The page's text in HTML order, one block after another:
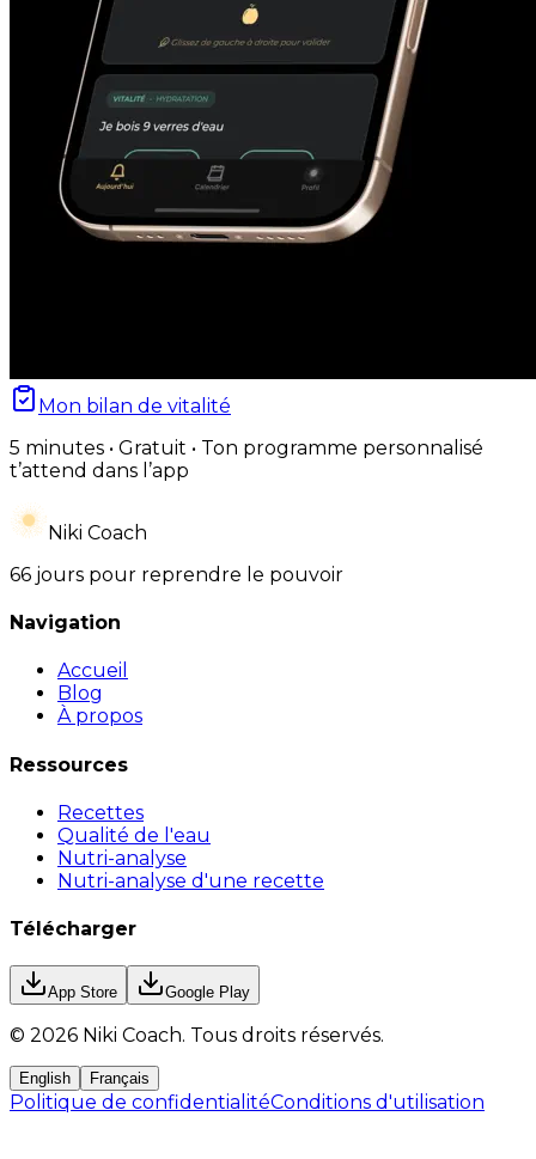
Mon bilan de vitalité
5 minutes • Gratuit • Ton programme personnalisé
t’attend dans l’app
Niki Coach
66 jours pour reprendre le pouvoir
Navigation
Accueil
Blog
À propos
Ressources
Recettes
Qualité de l'eau
Nutri-analyse
Nutri-analyse d'une recette
Télécharger
App Store Google Play
© 2026 Niki Coach. Tous droits réservés.
English Français
Politique de confidentialitéConditions d'utilisation